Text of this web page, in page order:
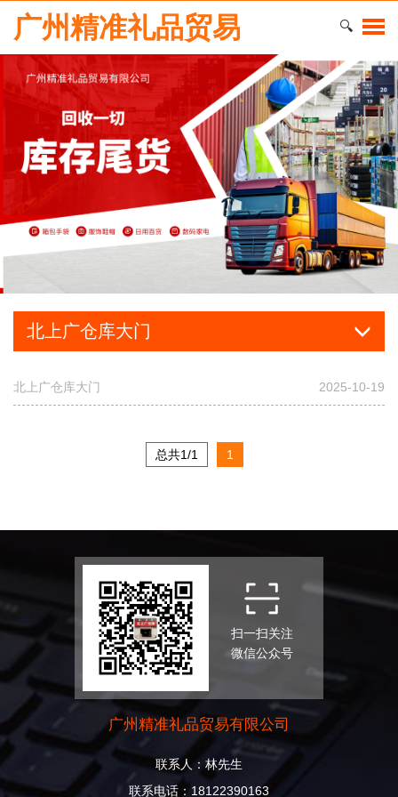
🔍
广州精准礼品贸易
北上广仓库大门
北上广仓库大门 2025-10-19
总共1/1 1
扫一扫关注
微信公众号
广州精准礼品贸易有限公司
联系人：林先生
联系电话：18122390163